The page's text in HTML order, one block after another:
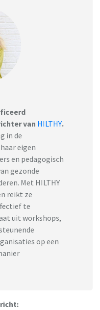
van HILTHY.
in de
eigen
en pedagogisch
gezonde
Met HILTHY
reikt ze
te
uit workshops,
op een